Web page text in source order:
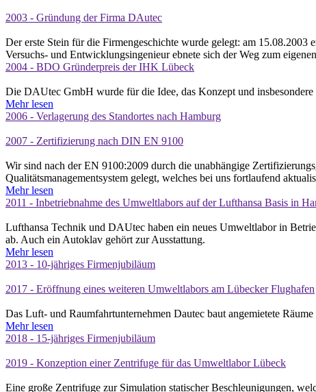
2003 - Gründung der Firma DAutec
Der erste Stein für die Firmengeschichte wurde gelegt: am
Versuchs- und Entwicklungsingenieur ebnete sich der Weg zum
2004 - BDO Gründerpreis der IHK Lübeck
Die DAUtec GmbH wurde für die Idee, das Konzept und
Mehr lesen
2006 - Verlagerung des Standortes nach Hamburg
2007 - Zertifizierung nach DIN EN 9100
Wir sind nach der EN 9100:2009 durch die unabhängige
Qualitätsmanagementsystem gelegt, welches bei uns fortlaufend
Mehr lesen
2011 - Inbetriebnahme des Umweltlabors auf der Lufthansa Basis in
Lufthansa Technik und DAUtec haben ein neues Umweltlabor in
ab. Auch ein Autoklav gehört zur Ausstattung.
Mehr lesen
2013 - 10-jähriges Firmenjubiläum
2017 - Eröffnung eines weiteren Umweltlabors am Lübecker Flughafen
Das Luft- und Raumfahrtunternehmen Dautec baut angemietete
Mehr lesen
2018 - 15-jähriges Firmenjubiläum
2019 - Konzeption einer Zentrifuge für das Umweltlabor Lübeck
Eine große Zentrifuge zur Simulation statischer Beschleunigungen,